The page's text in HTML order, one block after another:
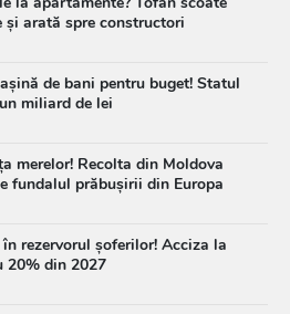
și arată spre constructori
de bani pentru buget! Statul
miliard de lei
merelor! Recolta din Moldova
pe fundalul prăbușirii din Europa
rezervorul șoferilor! Acciza la
20% din 2027